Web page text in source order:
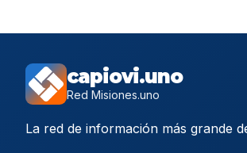
capiovi.uno
Red Misiones.uno
La red de información más grande